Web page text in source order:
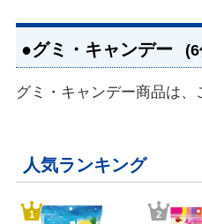
●グミ・キャンデー (6
グミ・キャンデー商品は
人気ランキング
1 2